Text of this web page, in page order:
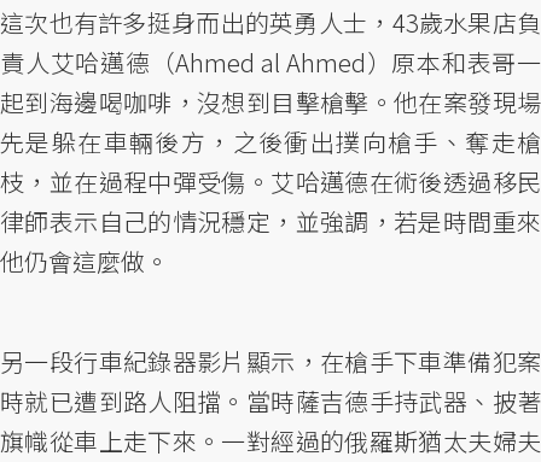
這次也有許多挺身而出的英勇人士，43歲水果店負
責人艾哈邁德（Ahmed al Ahmed）原本和表哥一
起到海邊喝咖啡，沒想到目擊槍擊。他在案發現場
先是躲在車輛後方，之後衝出撲向槍手、奪走槍
枝，並在過程中彈受傷。艾哈邁德在術後透過移民
律師表示自己的情況穩定，並強調，若是時間重來
他仍會這麼做。
另一段行車紀錄器影片顯示，在槍手下車準備犯案
時就已遭到路人阻擋。當時薩吉德手持武器、披著
旗幟從車上走下來。一對經過的俄羅斯猶太夫婦夫